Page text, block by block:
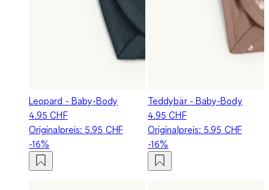
Leopard - Baby-Body
4.95 CHF
Originalpreis: 5.95 CHF
-16%
Teddybär - Baby-Body
4.95 CHF
Originalpreis: 5.95 CHF
-16%